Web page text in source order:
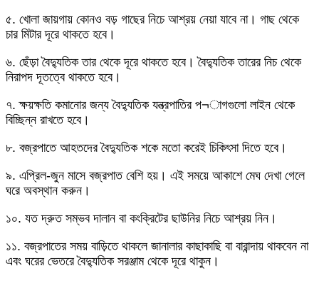
৫. খোলা জায়গায় কোনও বড় গাছের নিচে আশ্রয় নেয়া যাবে না। গাছ থেকে
চার মিটার দূরে থাকতে হবে।
৬. ছেঁড়া বৈদ্যুতিক তার থেকে দূরে থাকতে হবে। বৈদ্যুতিক তারের নিচ থেকে
নিরাপদ দূতত্বে থাকতে হবে।
৭. ক্ষয়ক্ষতি কমানোর জন্য বৈদ্যুতিক যন্ত্রপাতির প¬াগগুলো লাইন থেকে
বিচ্ছিন্ন রাখতে হবে।
৮. বজ্রপাতে আহতদের বৈদ্যুতিক শকে মতো করেই চিকিৎসা দিতে হবে।
৯. এপ্রিল-জুন মাসে বজ্রপাত বেশি হয়। এই সময়ে আকাশে মেঘ দেখা গেলে
ঘরে অবস্থান করুন।
১০. যত দ্রুত সম্ভব দালান বা কংক্রিটের ছাউনির নিচে আশ্রয় নিন।
১১. বজ্রপাতের সময় বাড়িতে থাকলে জানালার কাছাকাছি বা বারান্দায় থাকবেন না
এবং ঘরের ভেতরে বৈদ্যুতিক সরঞ্জাম থেকে দূরে থাকুন।